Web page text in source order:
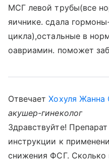
МСГ левой трубы(все
яичнике. сдала
цикла),остальные в
оавриамин. поможет
ОтвечаетХохуля Жанна
акушер-гинеколог
Здравствуйте!
инструкции к
снижения ФСГ.